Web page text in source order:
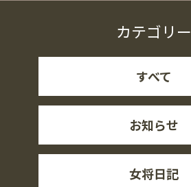
カテゴリー
すべて
お知らせ
女将日記